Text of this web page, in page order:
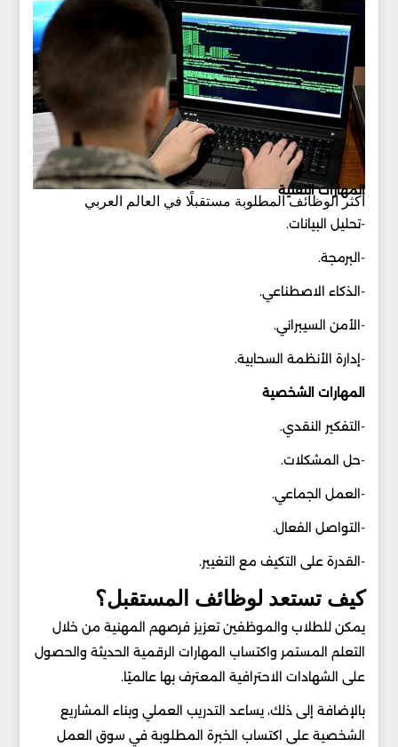
أكثر الوظائف المطلوبة مستقبلًا في العالم العربي
المهارات التقنية
-تحليل البيانات.
-البرمجة.
-الذكاء الاصطناعي.
-الأمن السيبراني.
-إدارة الأنظمة السحابية.
المهارات الشخصية
-التفكير النقدي.
-حل المشكلات.
-العمل الجماعي.
-التواصل الفعال.
-القدرة على التكيف مع التغيير.
كيف تستعد لوظائف المستقبل؟
يمكن للطلاب والموظفين تعزيز فرصهم المهنية من خلال
التعلم المستمر واكتساب المهارات الرقمية الحديثة والحصول
على الشهادات الاحترافية المعترف بها عالميًا.
بالإضافة إلى ذلك، يساعد التدريب العملي وبناء المشاريع
الشخصية على اكتساب الخبرة المطلوبة في سوق العمل